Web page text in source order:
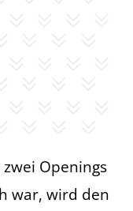
Openings
war, wird den